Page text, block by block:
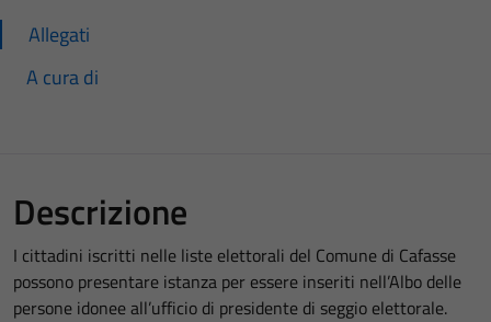
Allegati
A cura di
Descrizione
I cittadini iscritti nelle liste elettorali del Comune di Cafasse
possono presentare istanza per essere inseriti nell’Albo delle
persone idonee all’ufficio di presidente di seggio elettorale.